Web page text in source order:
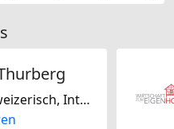
Regional, Schweizerisch, International